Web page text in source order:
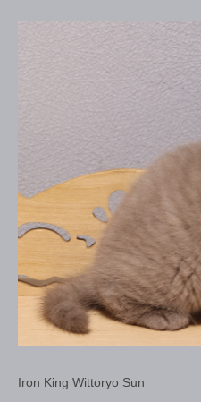
Iron King Wittoryo Sun